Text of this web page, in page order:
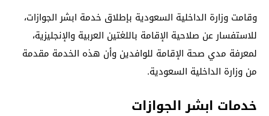
وقامت وزارة الداخلية السعودية بإطلاق خدمة ابشر الجوازات،
للاستفسار عن صلاحية الإقامة باللغتين العربية والإنجليزية،
لمعرفة مدي صحة الإقامة للوافدين وأن هذه الخدمة مقدمة
من وزارة الداخلية السعودية.
خدمات ابشر الجوازات